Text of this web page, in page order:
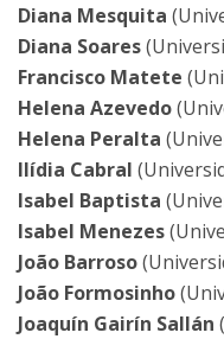
Diana Mesquita
Diana Soares
Francisco Matete
Helena Azevedo
Helena Peralta
Ilídia Cabral
Isabel Baptista
Isabel Menezes
João Barroso
João Formosinho
Joaquín Gairín Sallán